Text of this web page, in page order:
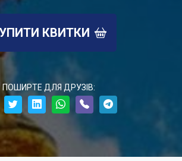
КВИТКИ
ПОШИРТЕ ДЛЯ ДРУЗІВ: